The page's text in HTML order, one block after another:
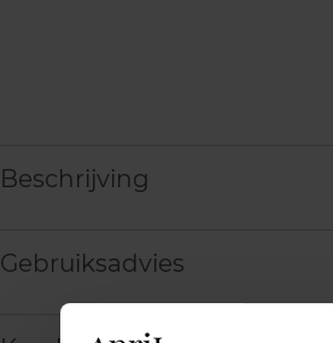
Beschrijving
Gebruiksadvies